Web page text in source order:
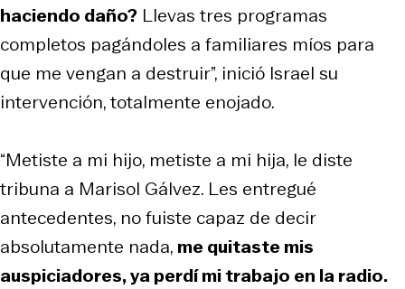
haciendo daño? Llevas tres programas
completos pagándoles a familiares míos para
que me vengan a destruir”, inició Israel su
intervención, totalmente enojado.
“Metiste a mi hijo, metiste a mi hija, le diste
tribuna a Marisol Gálvez. Les entregué
antecedentes, no fuiste capaz de decir
absolutamente nada, me quitaste mis
auspiciadores, ya perdí mi trabajo en la radio.